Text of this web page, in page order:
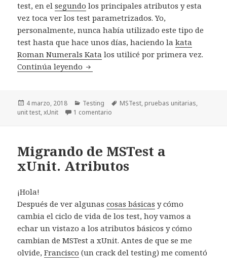
test, en elsegundo los principales atributos y esta
vez toca ver los test parametrizados. Yo,
personalmente, nunca había utilizado este tipo de
test hasta que hace unos días, haciendo lakata
Roman Numerals Kata los utilicé por primera vez.
Continúa leyendo Migrando de MSTest a xUnit. Test
Publicado
el
4 marzo, 2018 Categorías
Testing Etiquetas
MSTest, pruebas unitarias,
unit test,xUnit 1 comentario
Migrando de MSTest a
xUnit. Atributos
¡Hola!
Después de ver algunascosas básicas y cómo
cambia el ciclo de vida de los test, hoy vamos a
echar un vistazo a los atributos básicos y cómo
cambian de MSTest a xUnit. Antes de que se me
olvide,Francisco (un crack del testing) me comentó